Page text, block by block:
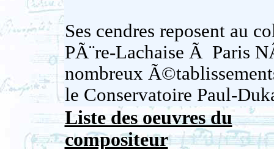
Ses cendres reposent au
PÃ¨re-Lachaise Ã Paris
nombreux
le Conservatoire Paul-
Liste des oeuvres du
compositeur